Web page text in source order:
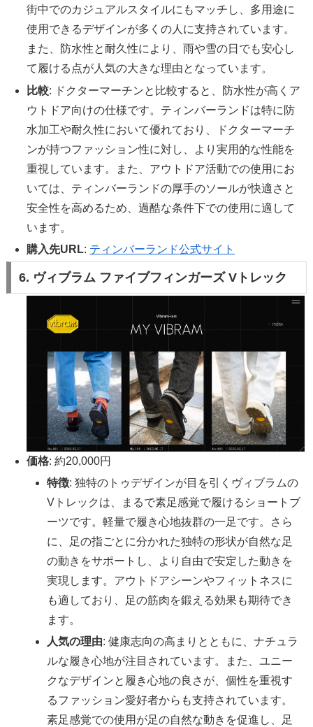
街中でのカジュアルスタイルにもマッチし、多用途に
使用できるデザインが多くの人に支持されています。
また、防水性と耐久性により、雨や雪の日でも安心し
て履ける点が人気の大きな理由となっています。
比較: ドクターマーチンと比較すると、防水性が高くア
ウトドア向けの仕様です。ティンバーランドは特に防
水加工や耐久性において優れており、ドクターマーチ
ンが持つファッション性に対し、より実用的な性能を
重視しています。また、アウトドア活動での使用にお
いては、ティンバーランドの厚手のソールが快適さと
安全性を高めるため、過酷な条件下での使用に適して
います。
購入先URL: ティンバーランド公式サイト
6. ヴィブラム ファイブフィンガーズ Vトレック
価格: 約20,000円
特徴: 独特のトゥデザインが目を引くヴィブラムの
Vトレックは、まるで素足感覚で履けるショートブ
ーツです。軽量で履き心地抜群の一足です。さら
に、足の指ごとに分かれた独特の形状が自然な足
の動きをサポートし、より自由で安定した動きを
実現します。アウトドアシーンやフィットネスに
も適しており、足の筋肉を鍛える効果も期待でき
ます。
人気の理由: 健康志向の高まりとともに、ナチュラ
ルな履き心地が注目されています。また、ユニー
クなデザインと履き心地の良さが、個性を重視す
るファッション愛好者からも支持されています。
素足感覚での使用が足の自然な動きを促進し、足